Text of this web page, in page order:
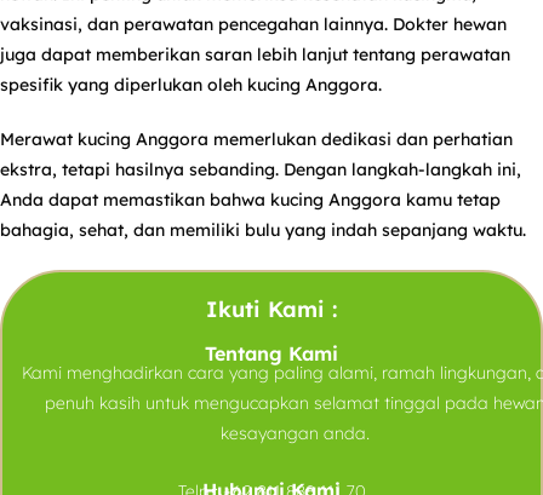
vaksinasi, dan perawatan pencegahan lainnya. Dokter hewan
juga dapat memberikan saran lebih lanjut tentang perawatan
spesifik yang diperlukan oleh kucing Anggora.
Merawat kucing Anggora memerlukan dedikasi dan perhatian
ekstra, tetapi hasilnya sebanding. Dengan langkah-langkah ini,
Anda dapat memastikan bahwa kucing Anggora kamu tetap
bahagia, sehat, dan memiliki bulu yang indah sepanjang waktu.
Ikuti Kami :
Tentang Kami
Kami menghadirkan cara yang paling alami, ramah lingkungan,
penuh kasih untuk mengucapkan selamat tinggal pada
kesayangan anda.